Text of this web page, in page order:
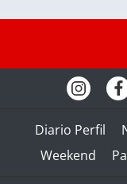
Diario Perfil
Weekend